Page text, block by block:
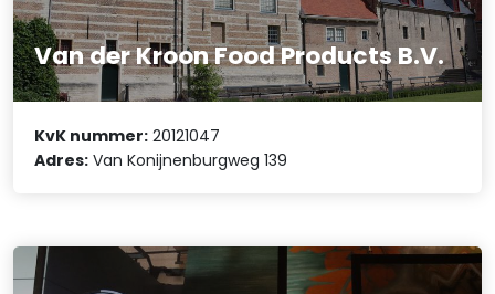
Van der Kroon Food Products B.V.
KvK nummer: 20121047
Adres: Van Konijnenburgweg 139